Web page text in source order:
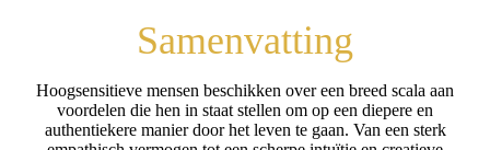
Samenvatting
Hoogsensitieve mensen beschikken over een breed scala aan
voordelen die hen in staat stellen om op een diepere en
authentiekere manier door het leven te gaan. Van een sterk